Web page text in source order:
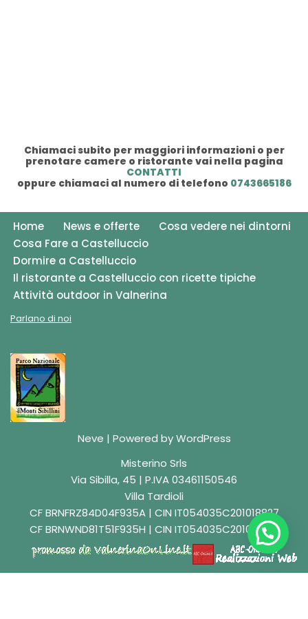
Chiamaci subito per maggiori informazioni o per
prenotare camere o ristorante vai nella pagina
CONTATTI
oppure chiamaci al numero di telefono 0743665186
Home News e offerte
Cosa vedere nei dintorni
Cosa Fare a Castelluccio
Dormire a Castelluccio
Il ristorante a Castelluccio con ricette tipiche
Attività outdoor in Valnerina
Parlano di noi
Neve | Powered byWordPress
Misterino Srls
Via Sibilla, 45 | P.IVA 03461150546
Villa Tardioli
CF BRNFRZ84D04F935A | CIN IT054035C201018827
CF BRNWND81T51F935H | CIN IT054035C201018829